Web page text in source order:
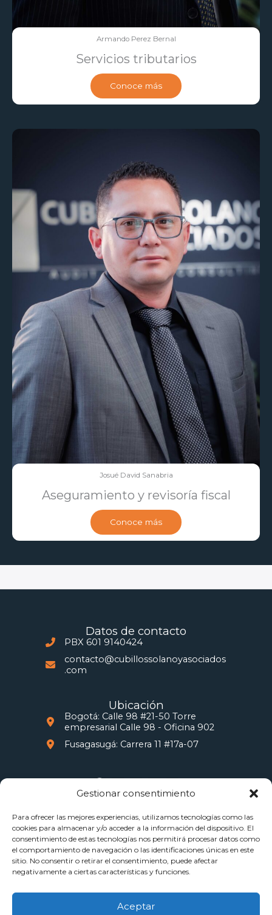
Gestionar consentimiento
Para ofrecer las mejores experiencias, utilizamos tecnologías como las
cookies para almacenar y/o acceder a la información del dispositivo. El
consentimiento de estas tecnologías nos permitirá procesar datos como
el comportamiento de navegación o las identificaciones únicas en este
sitio. No consentir o retirar el consentimiento, puede afectar
negativamente a ciertas características y funciones.
Aceptar
Armando Perez Bernal
Servicios tributarios
Conoce más
Josué David Sanabria
Aseguramiento y revisoría fiscal
Conoce más
Datos de contacto
PBX 601 9140424
contacto@cubillossolanoyasociados
.com
Ubicación
Bogotá: Calle 98 #21-50 Torre
empresarial Calle 98 - Oficina 902
Fusagasugá: Carrera 11 #17a-07
Directrices de la empresa
Política de tratamiento de datos
personales